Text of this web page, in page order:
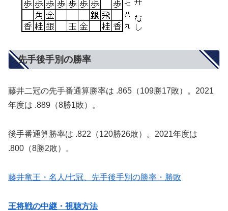
先手後手別の勝率
藤井二冠の先手番通算勝率は .865（109勝17敗）。2021
年度は .889（8勝1敗）。
後手番通算勝率は .822（120勝26敗）。2021年度は
.800（8勝2敗）。
藤井竜王・名人/七冠、先手後手別の勝率・勝敗
王将戦の中継・視聴方法